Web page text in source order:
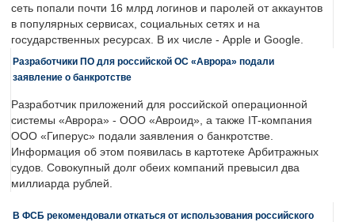
сеть попали почти 16 млрд логинов и паролей от аккаунтов
в популярных сервисах, социальных сетях и на
государственных ресурсах. В их числе - Apple и Google.
Разработчики ПО для российской ОС «Аврора» подали
заявление о банкротстве
Разработчик приложений для российской операционной
системы «Аврора» - ООО «Авроид», а также IT-компания
ООО «Гиперус» подали заявления о банкротстве.
Информация об этом появилась в картотеке Арбитражных
судов. Совокупный долг обеих компаний превысил два
миллиарда рублей.
В ФСБ рекомендовали откаться от использования российского